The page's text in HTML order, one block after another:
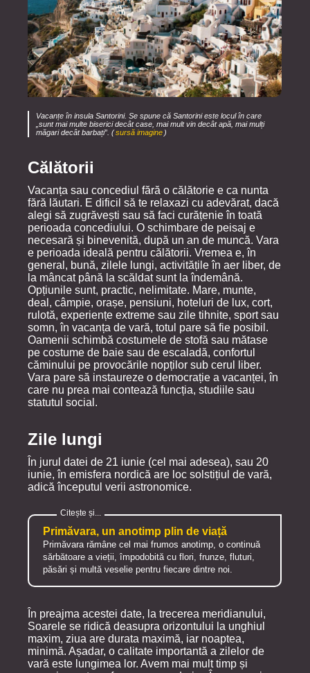
Vacanțe în insula Santorini. Se spune că Santorini este locul în care
„sunt mai multe biserici decât case, mai mult vin decât apă, mai mulți
măgari decât barbați”. (sursă imagine )
Călătorii
Vacanța sau concediul fără o călătorie e ca nunta
fără lăutari. E dificil să te relaxazi cu adevărat, dacă
alegi să zugrăvești sau să faci curățenie în toată
perioada concediului. O schimbare de peisaj e
necesară și binevenită, după un an de muncă. Vara
e perioada ideală pentru călătorii. Vremea e, în
general, bună, zilele lungi, activitățile în aer liber, de
la mâncat până la scăldat sunt la îndemână.
Opțiunile sunt, practic, nelimitate. Mare, munte,
deal, câmpie, orașe, pensiuni, hoteluri de lux, cort,
rulotă, experiențe extreme sau zile tihnite, sport sau
somn, în vacanța de vară, totul pare să fie posibil.
Oamenii schimbă costumele de stofă sau mătase
pe costume de baie sau de escaladă, confortul
căminului pe provocările nopților sub cerul liber.
Vara pare să instaureze o democrație a vacanței, în
care nu prea mai contează funcția, studiile sau
statutul social.
Zile lungi
În jurul datei de 21 iunie (cel mai adesea), sau 20
iunie, în emisfera nordică are loc solstițiul de vară,
adică începutul verii astronomice.
Primăvara, un anotimp plin de viață
Primăvara rămâne cel mai frumos anotimp, o continuă
sărbătoare a vieții, împodobită cu flori, frunze, fluturi,
păsări și multă veselie pentru fiecare dintre noi.
În preajma acestei date, la trecerea meridianului,
Soarele se ridică deasupra orizontului la unghiul
maxim, ziua are durata maximă, iar noaptea,
minimă. Așadar, o calitate importantă a zilelor de
vară este lungimea lor. Avem mai mult timp și